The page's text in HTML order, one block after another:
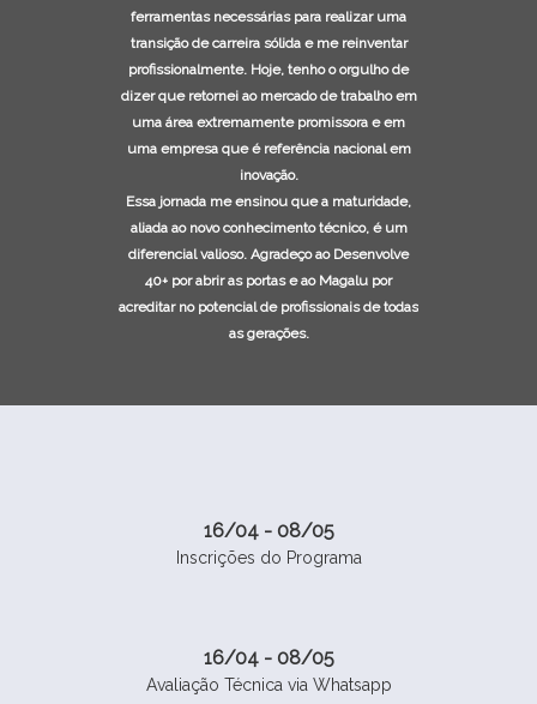
ferramentas necessárias para realizar uma
transição de carreira sólida e me reinventar
profissionalmente. Hoje, tenho o orgulho de
dizer que retornei ao mercado de trabalho em
uma área extremamente promissora e em
uma empresa que é referência nacional em
inovação.
Essa jornada me ensinou que a maturidade,
aliada ao novo conhecimento técnico, é um
diferencial valioso. Agradeço ao Desenvolve
40+ por abrir as portas e ao Magalu por
acreditar no potencial de profissionais de todas
as gerações.
16/04 - 08/05
Inscrições do Programa
16/04 - 08/05
Avaliação Técnica via Whatsapp